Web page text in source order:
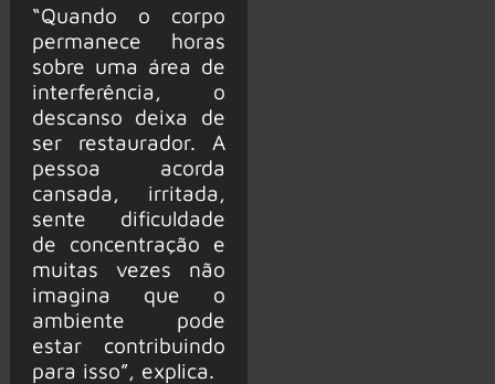
“Quando o corpo
permanece horas
sobre uma área de
interferência, o
descanso deixa de
ser restaurador. A
pessoa acorda
cansada, irritada,
sente dificuldade
de concentração e
muitas vezes não
imagina que o
ambiente pode
estar contribuindo
para isso”, explica.